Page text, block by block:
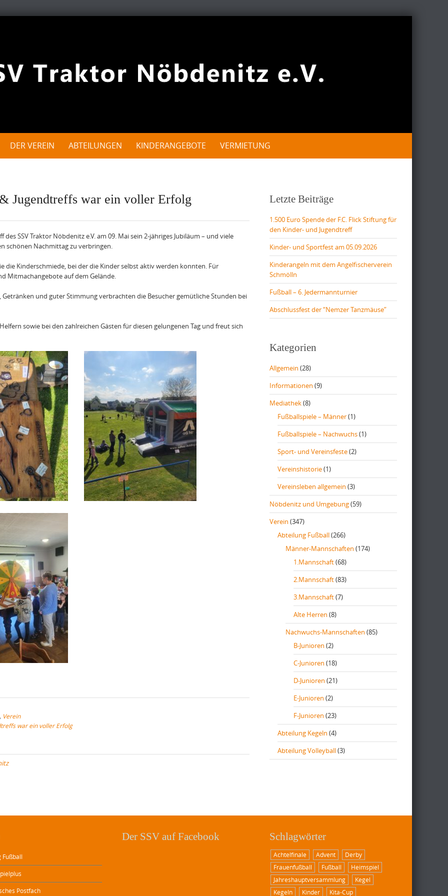
DER VEREIN ABTEILUNGEN KINDERANGEBOTE VERMIETUNG
Jugendtreffs war ein voller Erfolg
SSV Traktor Nöbdenitz e.V. am 09. Mai sein 2-jähriges Jubiläum – und viele
schönen Nachmittag zu verbringen.
die Kinderschmiede, bei der die Kinder selbst aktiv werden konnten. Für
Mitmachangebote auf dem Gelände.
und guter Stimmung verbrachten die Besucher gemütliche Stunden bei
sowie bei den zahlreichen Gästen für diesen gelungenen Tag und freut sich
, Verein
war ein voller Erfolg
Letzte Beiträge
1.500 Euro Spende der F.C. Flick Stiftung für
den Kinder- und Jugendtreff
Kinder- und Sportfest am 05.09.2026
Kinderangeln mit dem Angelfischerverein
Schmölln
Fußball – 6. Jedermannturnier
Abschlussfest der “Nemzer Tanzmäuse”
Kategorien
Allgemein (28)
Informationen (9)
Mediathek(8)
Fußballspiele – Männer(1)
Fußballspiele – Nachwuchs(1)
Sport- und Vereinsfeste(2)
Vereinshistorie(1)
Vereinsleben allgemein (3)
Nöbdenitz und Umgebung(59)
Verein (347)
Abteilung Fußball(266)
Männer-Mannschaften (174)
1.Mannschaft(68)
2.Mannschaft(83)
3.Mannschaft(7)
Alte Herren (8)
Nachwuchs-Mannschaften (85)
B-Junioren (2)
C-Junioren (18)
D-Junioren (21)
E-Junioren (2)
F-Junioren (23)
Abteilung Kegeln (4)
Abteilung Volleyball(3)
Fußball
Postfach
Der SSV auf Facebook Schlagwörter
Achtelfinale Advent
Derby
Frauenfußball
Fußball
Heimspiel
Jahreshauptversammlung
Kegel
Kegeln
Kinder Kita-Cup